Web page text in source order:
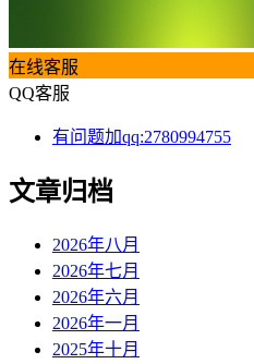
在线客服
QQ客服
有问题加qq:2780994755
文章归档
2026年八月
2026年七月
2026年六月
2026年一月
2025年十月